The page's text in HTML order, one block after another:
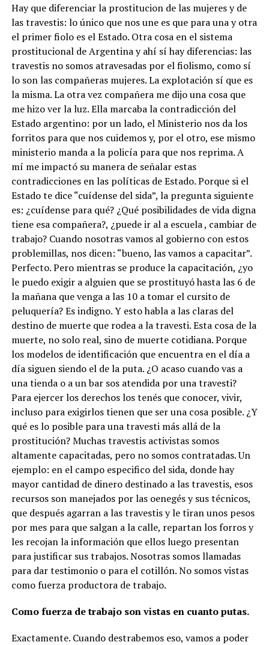
Hay que diferenciar la prostitucion de las mujeres y de
las travestis: lo único que nos une es que para una y otra
el primer fiolo es el Estado. Otra cosa en el sistema
prostitucional de Argentina y ahí sí hay diferencias: las
travestis no somos atravesadas por el fiolismo, como sí
lo son las compañeras mujeres. La explotación sí que es
la misma. La otra vez compañera me dijo una cosa que
me hizo ver la luz. Ella marcaba la contradicción del
Estado argentino: por un lado, el Ministerio nos da los
forritos para que nos cuidemos y, por el otro, ese mismo
ministerio manda a la policía para que nos reprima. A
mí me impactó su manera de señalar estas
contradicciones en las políticas de Estado. Porque si el
Estado te dice “cuídense del sida”, la pregunta siguiente
es: ¿cuídense para qué? ¿Qué posibilidades de vida digna
tiene esa compañera?, ¿puede ir al a escuela , cambiar de
trabajo? Cuando nosotras vamos al gobierno con estos
problemillas, nos dicen: “bueno, las vamos a capacitar”.
Perfecto. Pero mientras se produce la capacitación, ¿yo
le puedo exigir a alguien que se prostituyó hasta las 6 de
la mañana que venga a las 10 a tomar el cursito de
peluquería? Es indigno. Y esto habla a las claras del
destino de muerte que rodea a la travesti. Esta cosa de la
muerte, no solo real, sino de muerte cotidiana. Porque
los modelos de identificación que encuentra en el día a
día siguen siendo el de la puta. ¿O acaso cuando vas a
una tienda o a un bar sos atendida por una travesti?
Para ejercer los derechos los tenés que conocer, vivir,
incluso para exigirlos tienen que ser una cosa posible. ¿Y
qué es lo posible para una travesti más allá de la
prostitución? Muchas travestis activistas somos
altamente capacitadas, pero no somos contratadas. Un
ejemplo: en el campo especifico del sida, donde hay
mayor cantidad de dinero destinado a las travestis, esos
recursos son manejados por las oenegés y sus técnicos,
que después agarran a las travestis y le tiran unos pesos
por mes para que salgan a la calle, repartan los forros y
les recojan la información que ellos luego presentan
para justificar sus trabajos. Nosotras somos llamadas
para dar testimonio o para el cotillón. No somos vistas
como fuerza productora de trabajo.
Como fuerza de trabajo son vistas en cuanto putas.
Exactamente. Cuando destrabemos eso, vamos a poder